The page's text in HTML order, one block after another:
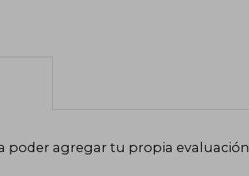
poder agregar tu propia evaluación